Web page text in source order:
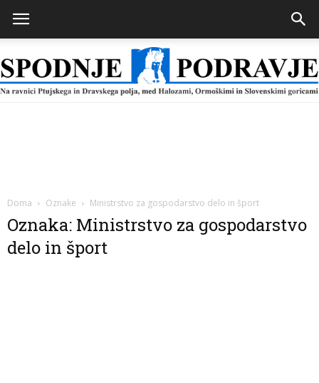
Doma Oznake Ministrstvo za gospodarstvo delo in šport
Oznaka: Ministrstvo za gospodarstvo
delo in šport